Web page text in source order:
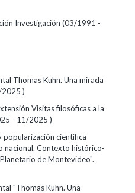
Investigación (03/1991 -
Thomas Kuhn. Una mirada
)
Visitas filosóficas a la
- 11/2025 )
científica
nacional. Contexto histórico-
de Montevideo".
"Thomas Kuhn. Una